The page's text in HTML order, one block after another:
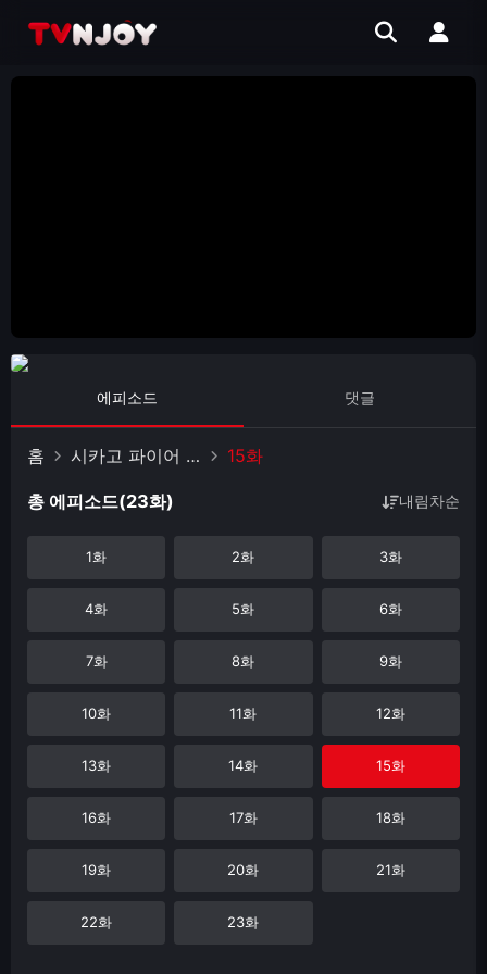
에피소드 댓글
홈 시카고 파이어 시즌 3 15화
총 에피소드(23화) 내림차순
1화 2화 3화
4화 5화 6화
7화 8화 9화
10화 11화 12화
13화 14화 15화
16화 17화 18화
19화 20화 21화
22화 23화